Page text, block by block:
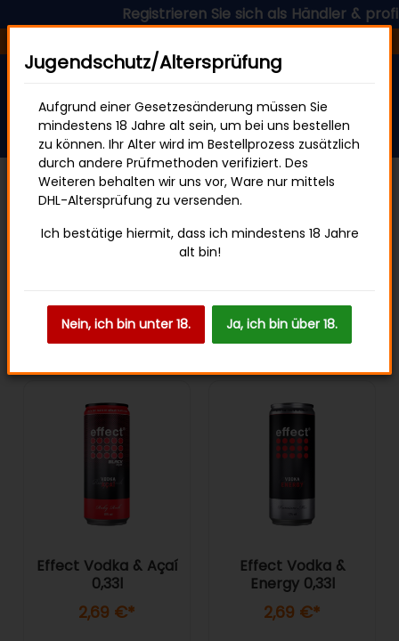
Registrieren Sie sich als Händler &
Startseite
Effect
Artikel 1 - 4 von 4
Effect Vodka & Açaí
0,33l
2,69 €*
Effect Vodka &
Energy 0,33l
2,69 €*
Jugendschutz/Altersprüfung
Aufgrund einer Gesetzesänderung müssen Sie
mindestens 18 Jahre alt sein, um bei uns bestellen
zu können. Ihr Alter wird im Bestellprozess zusätzlich
durch andere Prüfmethoden verifiziert. Des
Weiteren behalten wir uns vor, Ware nur mittels
DHL-Altersprüfung zu versenden.
Ich bestätige hiermit, dass ich mindestens 18 Jahre
alt bin!
Nein, ich bin unter 18. Ja, ich bin über 18.